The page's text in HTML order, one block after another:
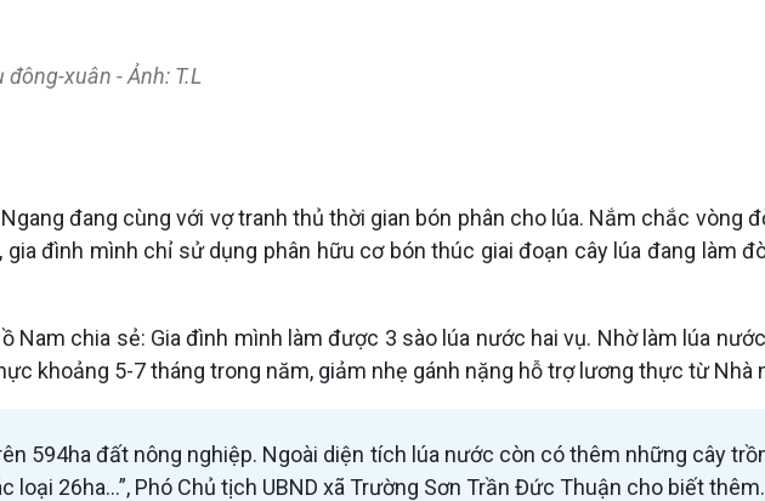
xuân - Ảnh: T.L
đang cùng với vợ tranh thủ thời gian bón phân cho lúa. Nắm chắc vòng
đình mình chỉ sử dụng phân hữu cơ bón thúc giai đoạn cây lúa đang làm
Nam chia sẻ: Gia đình mình làm được 3 sào lúa nước hai vụ. Nhờ làm lúa
khoảng 5-7 tháng trong năm, giảm nhẹ gánh nặng hỗ trợ lương thực từ Nhà
594ha đất nông nghiệp. Ngoài diện tích lúa nước còn có thêm những cây
loại 26ha...”, Phó Chủ tịch UBND xã Trường Sơn Trần Đức Thuận cho biết thêm.